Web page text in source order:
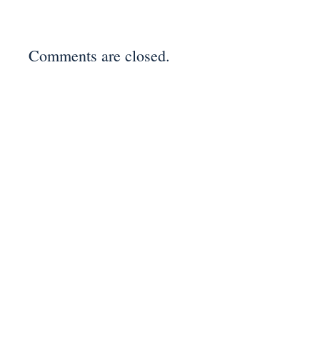
Comments are closed.